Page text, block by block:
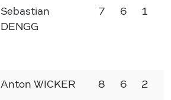
Sebastian
DENGG
7 6 1
Anton WICKER 8 6 2